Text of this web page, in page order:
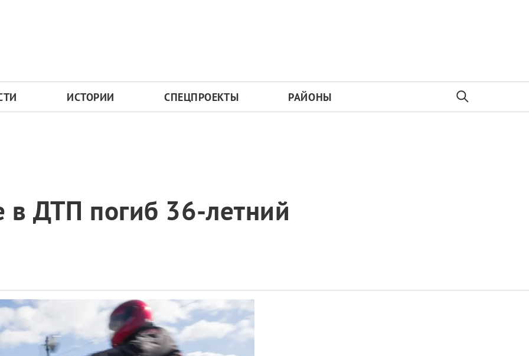
ИСТОРИИ СПЕЦПРОЕКТЫ РАЙОНЫ
ДТП погиб 36-летний